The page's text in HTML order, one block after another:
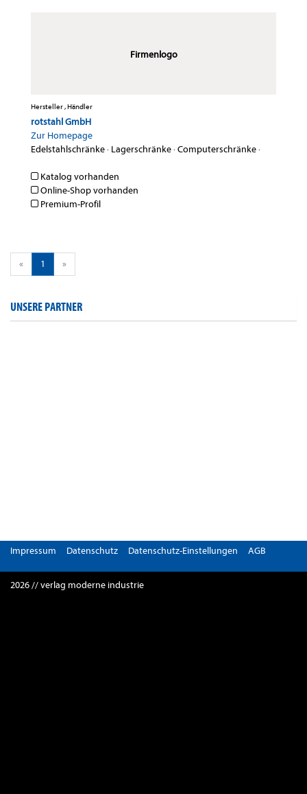
Firmenlogo
Hersteller , Händler
rotstahl GmbH
Zur Homepage
Edelstahlschränke· Lagerschränke·Computerschränke·
Katalog vorhanden
Online-Shop vorhanden
Premium-Profil
« 1 »
UNSERE PARTNER
Impressum Datenschutz Datenschutz-Einstellungen AGB
2026 // verlag moderne industrie